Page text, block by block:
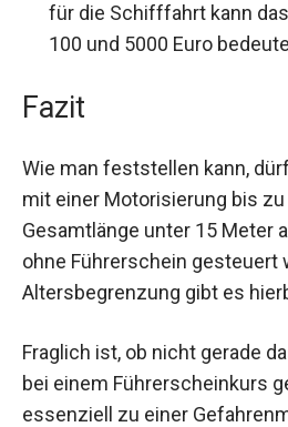
für die Schifffahrt kann
100 und 5000 Euro
Fazit
Wie man feststellen kann,
mit einer Motorisierung bis zu
Gesamtlänge unter 15 Meter
ohne Führerschein gesteuert
Altersbegrenzung gibt es
Fraglich ist, ob nicht gerade
bei einem Führerscheinkurs
essenziell zu einer